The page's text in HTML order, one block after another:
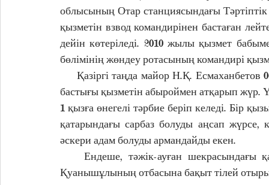
облысының Отар станциясындағы
қызметін взвод командирінен бастаған
дейін көтеріледі. 2010 жылы қызмет
бөлімінің жөндеу ротасының командирі
бастығы қызметін абыроймен атқарып жүр.
1 қызға өнегелі тәрбие беріп келеді. Бір
қатарындағы сарбаз болуды аңсап
әскери адам болуды армандайды екен.
Қуанышұлының отбасына бақыт тілей